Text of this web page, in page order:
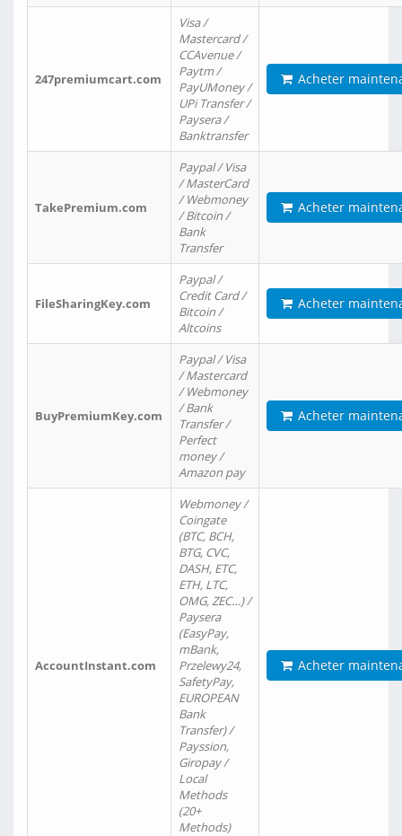
247premiumcart.com
Visa /
Mastercard /
CCAvenue /
Paytm /
PayUMoney /
UPi Transfer /
Paysera /
Banktransfer
Acheter
TakePremium.com
Paypal / Visa
/ MasterCard
/ Webmoney
/ Bitcoin /
Bank
Transfer
Acheter
FileSharingKey.com
Paypal /
Credit Card /
Bitcoin /
Altcoins
Acheter
BuyPremiumKey.com
Paypal / Visa
/ Mastercard
/ Webmoney
/ Bank
Transfer /
Perfect
money /
Amazon pay
Acheter
AccountInstant.com
Webmoney /
Coingate
(BTC, BCH,
BTG, CVC,
DASH, ETC,
ETH, LTC,
OMG, ZEC…) /
Paysera
(EasyPay,
mBank,
Przelewy24,
SafetyPay,
EUROPEAN
Bank
Transfer) /
Payssion,
Giropay /
Local
Methods
(20+
Methods)
Acheter